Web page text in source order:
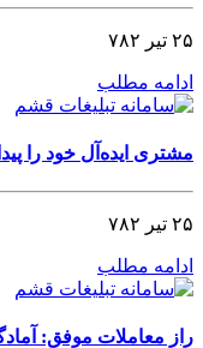
۲۵ تیر ۷۸۲
ادامه مطلب
مشتری ایده‌آل خود را
۲۵ تیر ۷۸۲
ادامه مطلب
راز معاملات موفق: